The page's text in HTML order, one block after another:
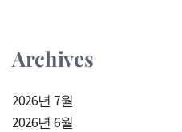
Archives
2026년 7월
2026년 6월